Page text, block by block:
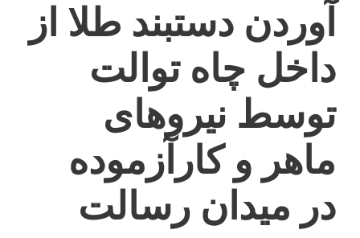
آوردن دستبند طلا از
داخل چاه توالت
توسط نیروهای
ماهر و کارآزموده
در میدان رسالت